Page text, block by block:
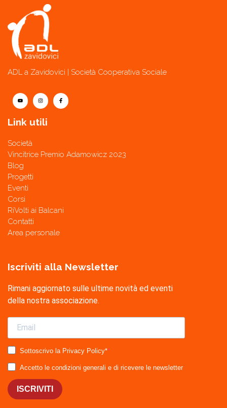
ADL a Zavidovici | Società Cooperativa Sociale
Link utili
Società
Vincitrice Premio Adamowicz 2023
Blog
Progetti
Eventi
Corsi
RiVolti ai Balcani
Contatti
Area personale
Iscriviti alla Newsletter
Rimani aggiornato sulle ultime novità ed eventi
della nostra associazione.
Sottoscrivo la Privacy Policy*
Accetto le condizioni generali e di ricevere le newsletter
ISCRIVITI